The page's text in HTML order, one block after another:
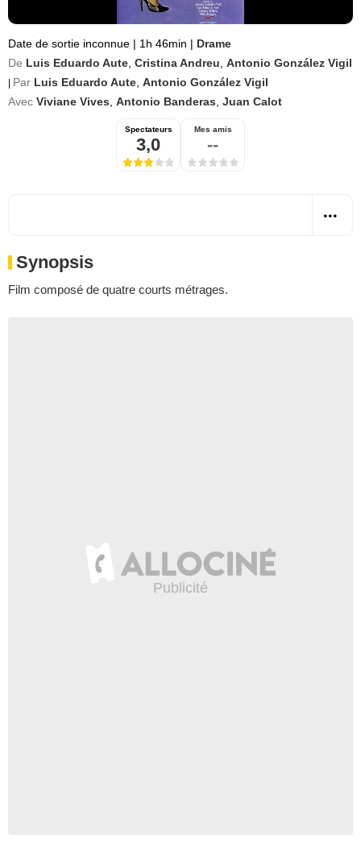
Date de sortie inconnue | 1h 46min | Drame
De Luis Eduardo Aute Cristina Andreu Antonio González Vigil
Par Luis Eduardo Aute Antonio González Vigil
Avec Viviane Vives Antonio Banderas Juan Calot
Spectateurs
3,0
Mes amis
--
Synopsis
Film composé de quatre courts métrages.